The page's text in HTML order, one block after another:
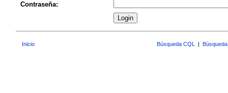
Contraseña:
Inicio Búsqueda CQL |